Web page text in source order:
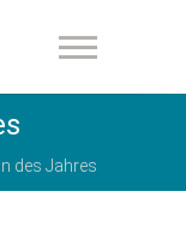
des Jahres